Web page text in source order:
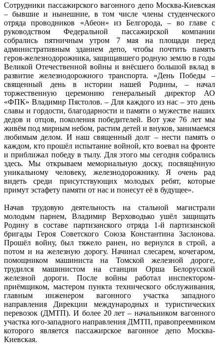
Сотрудники пассажирского вагонного депо Москва-Киевская
– бывшие и нынешние, в том числе члены студенческого
отряда проводников «Абеон» из Белгорода, – во главе с
руководством Федеральной пассажирской компании
собрались пятничным утром 7 мая на площади перед
административным зданием депо, чтобы почтить память
героя-железнодорожника, защищавшего родную землю в годы
Великой Отечественной войны и внёсшего большой вклад в
развитие железнодорожного транспорта. «День Победы –
священный день в истории нашей Родины, – начал
торжественную церемонию генеральный директор АО
«ФПК» Владимир Пястолов. – Для каждого из нас – это день
славы и гордости, благодарности и памяти о мужестве наших
дедов и отцов, поколения победителей. Вот уже 76 лет мы
живём под мирным небом, растим детей и внуков, занимаемся
любимым делом. И наш священный долг – нести память о
каждом, кто прошёл испытание войной, кто воевал на фронте
и приближал победу в тылу. Для этого мы сегодня собрались
здесь. Мы открываем мемориальную доску, посвящённую
уникальному человеку, железнодорожнику. Я очень рад
видеть среди присутствующих молодых ребят, которые
примут эстафету памяти от нас и понесут её в будущее».
Начав трудовую деятельность на стальной магистрали
молодым парнем, Владимир Верховодько ушёл защищать
Родину в составе партизанского отряда 1-й партизанской
бригады Героя Советского Союза Константина Заслонова.
Прошёл войну, был тяжело ранен, но вернулся в строй, а
потом и на железную дорогу. Начинал слесарем, кочегаром,
помощником машиниста на Томской железной дороге,
трудился машинистом на станции Орша Белорусской
железной дороги. После войны работал инспектором-
приёмщиком, мастером пункта технического обслуживания,
главным инженером вагонного участка западного
направления Дирекции международных и туристических
перевозок (ДМТП). И более 20 лет – начальником вагонного
участка юго-западного направления ДМТП, правопреемником
которого является пассажирское вагонное депо Москва-
Киевская.